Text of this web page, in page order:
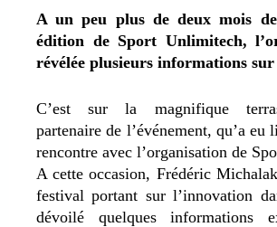
A un peu plus de deux mois
édition de Sport Unlimitech,
révélée plusieurs informations
C’est sur la magnifique
partenaire de l’événement, qu’a eu
rencontre avec l’organisation de
A cette occasion, Frédéric
festival portant sur l’innovation
dévoilé quelques informations